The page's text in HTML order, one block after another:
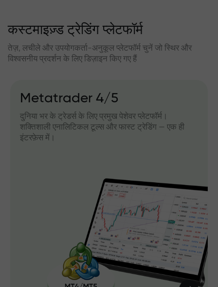
कस्टमाइज़्ड ट्रेडिंग प्लेटफॉर्म
तेज़, लचीले और उपयोगकर्ता-अनुकूल प्लेटफॉर्म चुनें जो स्थिर और
विश्वसनीय प्रदर्शन के लिए डिज़ाइन किए गए हैं
Metatrader 4/5
दुनिया भर के ट्रेडर्स के लिए प्रमुख पेशेवर प्लेटफॉर्म।
शक्तिशाली एनालिटिकल टूल्स और फास्ट ट्रेडिंग — एक ही
इंटरफ़ेस में।